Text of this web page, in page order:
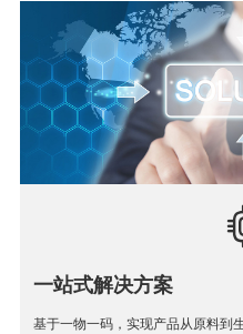
一站式解决方案
基于一物一码，实现产品从原料到